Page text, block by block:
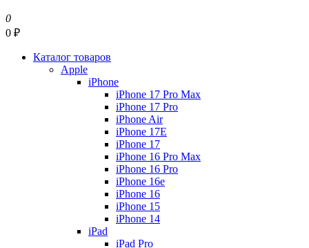
0
0 ₽
Каталог товаров
Apple
iPhone
iPhone 17 Pro Max
iPhone 17 Pro
iPhone Air
iPhone 17E
iPhone 17
iPhone 16 Pro Max
iPhone 16 Pro
iPhone 16e
iPhone 16
iPhone 15
iPhone 14
iPad
iPad Pro